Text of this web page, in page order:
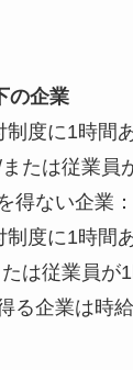
の企業
制度に1時間
たは従業員
得ない企業
制度に1時間
は従業員が
る企業は時